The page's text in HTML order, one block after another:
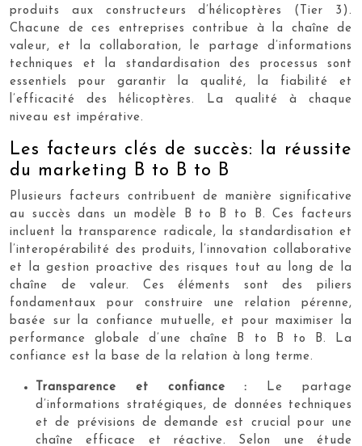
produits aux constructeurs d’hélicoptères (Tier 3).
Chacune de ces entreprises contribue à la chaîne de
valeur, et la collaboration, le partage d’informations
techniques et la standardisation des processus sont
essentiels pour garantir la qualité, la fiabilité et
l’efficacité des hélicoptères. La qualité à chaque
niveau est impérative.
Les facteurs clés de succès: la réussite
du marketing B to B to B
Plusieurs facteurs contribuent de manière significative
au succès dans un modèle B to B to B. Ces facteurs
incluent la transparence radicale, la standardisation et
l’interopérabilité des produits, l’innovation collaborative
et la gestion proactive des risques tout au long de la
chaîne de valeur. Ces éléments sont des piliers
fondamentaux pour construire une relation pérenne,
basée sur la confiance mutuelle, et pour maximiser la
performance globale d’une chaîne B to B to B. La
confiance est la base de la relation à long terme.
Transparence et confiance : Le partage
d’informations stratégiques, de données techniques
et de prévisions de demande est crucial pour une
chaîne efficace et réactive. Selon une étude